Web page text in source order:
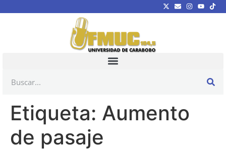
Etiqueta: Aumento
de pasaje